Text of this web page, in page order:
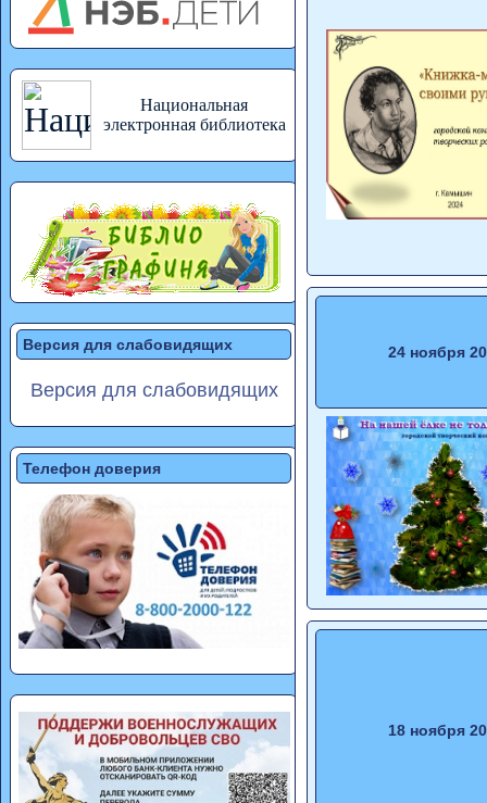
Национальная
электронная библиотека
Версия для слабовидящих
Версия для слабовидящих
Телефон доверия
24 ноября
18 ноября